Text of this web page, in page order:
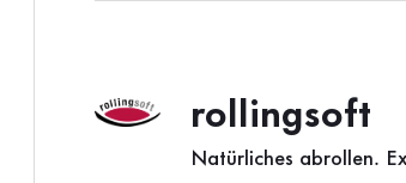
rollingsoft
Natürliches abrollen.